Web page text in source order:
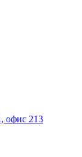
офис 213